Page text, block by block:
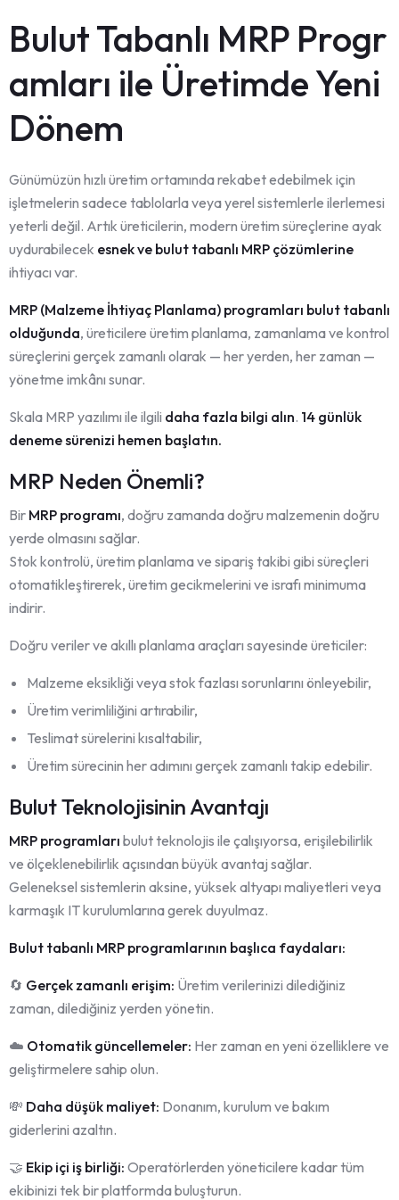
Bulut Tabanlı MRP Progr
amları ile Üretimde Yeni
Dönem
Günümüzün hızlı üretim ortamında rekabet edebilmek için
işletmelerin sadece tablolarla veya yerel sistemlerle ilerlemesi
yeterli değil. Artık üreticilerin, modern üretim süreçlerine ayak
uydurabilecek esnek ve bulut tabanlı MRP çözümlerine
ihtiyacı var.
MRP (Malzeme İhtiyaç Planlama) programları bulut tabanlı
olduğunda, üreticilere üretim planlama, zamanlama ve kontrol
süreçlerini gerçek zamanlı olarak — her yerden, her zaman —
yönetme imkânı sunar.
Skala MRP yazılımı ile ilgili daha fazla bilgi alın. 14 günlük
deneme sürenizi hemen başlatın.
MRP Neden Önemli?
Bir MRP programı, doğru zamanda doğru malzemenin doğru
yerde olmasını sağlar.
Stok kontrolü, üretim planlama ve sipariş takibi gibi süreçleri
otomatikleştirerek, üretim gecikmelerini ve israfı minimuma
indirir.
Doğru veriler ve akıllı planlama araçları sayesinde üreticiler:
Malzeme eksikliği veya stok fazlası sorunlarını önleyebilir,
Üretim verimliliğini artırabilir,
Teslimat sürelerini kısaltabilir,
Üretim sürecinin her adımını gerçek zamanlı takip edebilir.
Bulut Teknolojisinin Avantajı
MRP programları bulut teknolojis ile çalışıyorsa, erişilebilirlik
ve ölçeklenebilirlik açısından büyük avantaj sağlar.
Geleneksel sistemlerin aksine, yüksek altyapı maliyetleri veya
karmaşık IT kurulumlarına gerek duyulmaz.
Bulut tabanlı MRP programlarının başlıca faydaları:
🔄 Gerçek zamanlı erişim: Üretim verilerinizi dilediğiniz
zaman, dilediğiniz yerden yönetin.
☁️ Otomatik güncellemeler: Her zaman en yeni özelliklere ve
geliştirmelere sahip olun.
💸 Daha düşük maliyet: Donanım, kurulum ve bakım
giderlerini azaltın.
🤝 Ekip içi iş birliği: Operatörlerden yöneticilere kadar tüm
ekibinizi tek bir platformda buluşturun.